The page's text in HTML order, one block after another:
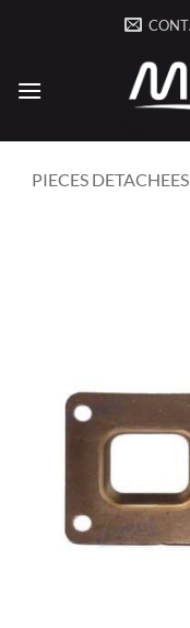
PIECES